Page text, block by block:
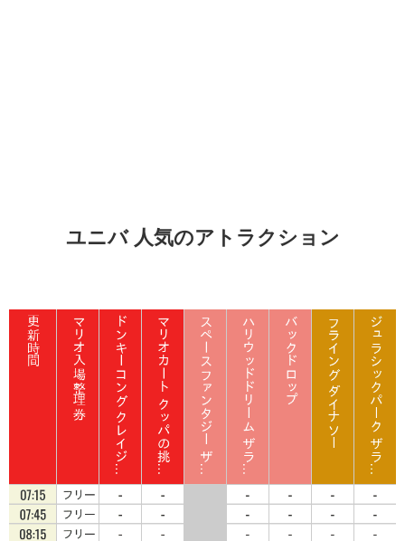
ユニバ 人気のアトラクション